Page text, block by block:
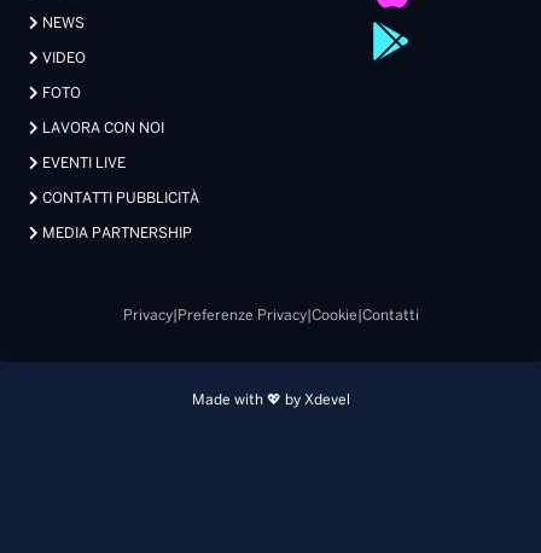
NEWS
VIDEO
FOTO
LAVORA CON NOI
EVENTI LIVE
CONTATTI PUBBLICITÀ
MEDIA PARTNERSHIP
Privacy| Preferenze Privacy| Cookie Contatti
Made with 💖 by Xdevel